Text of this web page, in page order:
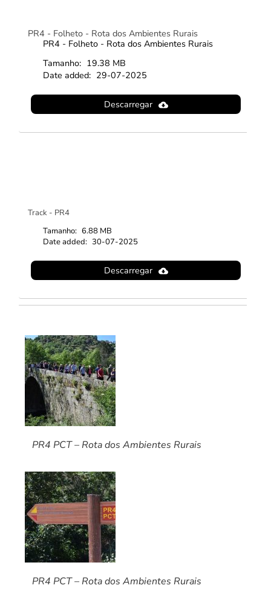
PR4 - Folheto - Rota dos Ambientes Rurais
PR4 - Folheto - Rota dos Ambientes Rurais
Tamanho: 19.38 MB
Date added: 29-07-2025
Descarregar
Track - PR4
Tamanho: 6.88 MB
Date added: 30-07-2025
Descarregar
PR4 PCT – Rota dos Ambientes Rurais
PR4 PCT – Rota dos Ambientes Rurais